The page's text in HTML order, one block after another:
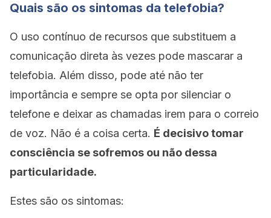
Quais são os sintomas da telefobia?
O uso contínuo de recursos que substituem a
comunicação direta às vezes pode mascarar a
telefobia. Além disso, pode até não ter
importância e sempre se opta por silenciar o
telefone e deixar as chamadas irem para o correio
de voz. Não é a coisa certa. É decisivo tomar
consciência se sofremos ou não dessa
particularidade.
Estes são os sintomas: